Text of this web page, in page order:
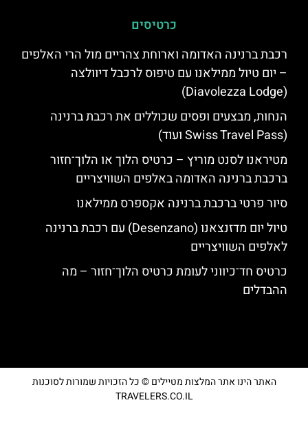
כרטיסים
רכבת ברנינה האדומה וארוחת צהריים מול הרי האלפים
– יום טיול ממילאנו עם טיפוס לרכבל דיוולצה
(Diavolezza Lodge)
הנחות, מבצעים ופסים שכוללים את רכבת ברנינה
(Swiss Travel Pass ועוד)
מטיראנו לסנט מוריץ – כרטיס הלוך או הלוך־חזור
ברכבת ברנינה האדומה באלפים השוויצריים
סיור פרטי ברכבת ברנינה אקספרס ממילאנו
טיול יום מדזנצאנו (Desenzano) עם רכבת ברנינה
לאלפים השוויצריים
כרטיס חד־כיווני לעומת כרטיס הלוך־חזור – מה
ההבדלים
האתר הינו אתר המלצות מטיילים © כל הזכויות שמורות לסוכנות
TRAVELERS.CO.IL